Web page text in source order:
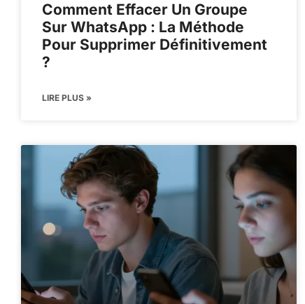
Comment Effacer Un Groupe
Sur WhatsApp : La Méthode
Pour Supprimer Définitivement
?
LIRE PLUS »